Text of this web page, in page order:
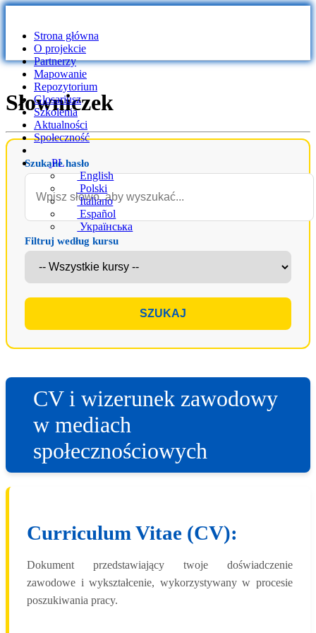
Strona główna
O projekcie
Partnerzy
Mapowanie
Repozytorium
Glosariusz
Szkolenia
Aktualności
Społeczność
PL
English
Polski
Italiano
Español
Українська
Słowniczek
Szukane hasło
Filtruj według kursu
SZUKAJ
CV i wizerunek zawodowy
w mediach
społecznościowych
Curriculum Vitae (CV):
Dokument przedstawiający twoje doświadczenie
zawodowe i wykształcenie, wykorzystywany w procesie
poszukiwania pracy.